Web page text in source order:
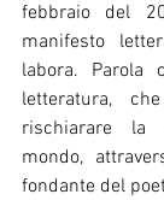
febbraio del
manifesto
labora.
letteratura,
rischiarare la
mondo,
fondante del